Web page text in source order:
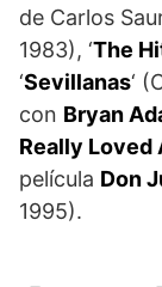
de Carlos
1983), ‘The
‘Sevillanas‘
con Bryan
Really Loved
película Don
1995).